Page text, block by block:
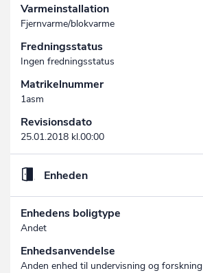
Varmeinstallation
Fjernvarme/blokvarme
Fredningsstatus
Ingen fredningsstatus
Matrikelnummer
1asm
Revisionsdato
25.01.2018 kl.00:00
Enheden
Enhedens boligtype
Andet
Enhedsanvendelse
Anden enhed til undervisning og forskning